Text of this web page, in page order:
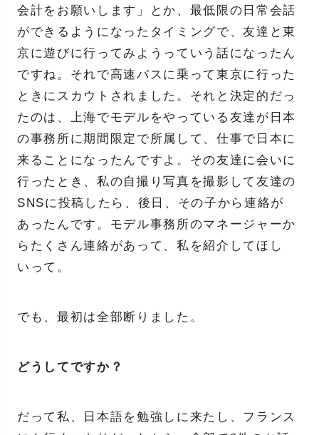
会計をお願いします」とか、最低限の日常会話
ができるようになったタイミングで、友達と東
京に遊びに行ってみようっていう話になったん
ですね。それで高速バスに乗って東京に行った
ときにスカウトされました。それと決定的だっ
たのは、上海でモデルをやっている友達が日本
の事務所に期間限定で所属して、仕事で日本に
来ることになったんですよ。その友達に会いに
行ったとき、私の自撮り写真を撮影して友達の
SNSに投稿したら、後日、その子から連絡が
あったんです。モデル事務所のマネージャーか
らたくさん連絡があって、私を紹介してほし
いって。
でも、最初は全部断りました。
どうしてですか？
だって私、日本語を勉強しに来たし、フランス